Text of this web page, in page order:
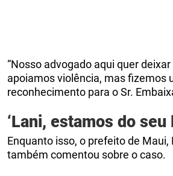
“Nosso advogado aqui quer
apoiamos violência, mas fizemos
reconhecimento para o Sr.
‘Lani, estamos do seu
Enquanto isso, o prefeito de Maui,
também comentou sobre o caso.